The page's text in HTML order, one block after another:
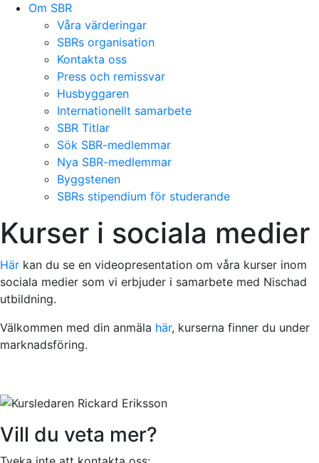
Om SBR
Våra värderingar
SBRs organisation
Kontakta oss
Press och remissvar
Husbyggaren
Internationellt samarbete
SBR Titlar
Sök SBR-medlemmar
Nya SBR-medlemmar
Byggstenen
SBRs stipendium för studerande
Kurser i sociala medier
Här kan du se en videopresentation om våra kurser inom
sociala medier som vi erbjuder i samarbete med Nischad
utbildning.
Välkommen med din anmäla här, kurserna finner du under
marknadsföring.
Vill du veta mer?